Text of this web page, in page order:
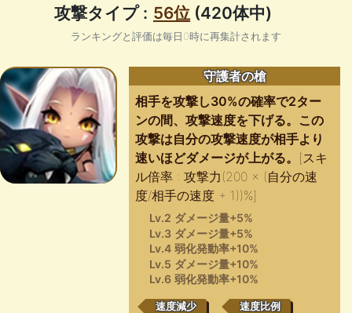
ランキングと評価は毎日0時に再集計されます
攻撃タイプ : 56位 (420体中)
守護者の槍
相手を攻撃し30%の確率で2ター
ンの間、攻撃速度を下げる。この
攻撃は自分の攻撃速度が相手より
速いほどダメージが上がる。 [スキ
ル倍率 : 攻撃力(200 × (自分の速
度/相手の速度 + 1))%]
Lv.2 ダメージ量+5%
Lv.3 ダメージ量+5%
Lv.4 弱化発動率+10%
Lv.5 ダメージ量+10%
Lv.6 弱化発動率+10%
速度減少 速度比例